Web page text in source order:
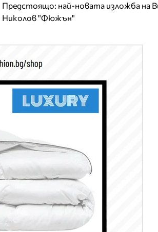
Предстоящо: най-новата изложба на
Николов "Фюжън"